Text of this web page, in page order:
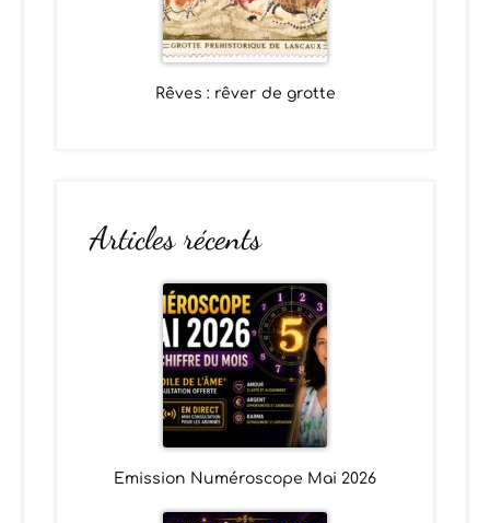
Rêves : rêver de grotte
Articles récents
Emission Numéroscope Mai 2026